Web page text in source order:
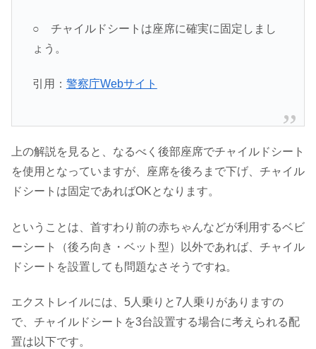
○ チャイルドシートは座席に確実に固定しまし
ょう。
引用： 警察庁Webサイト
上の解説を見ると、なるべく後部座席でチャイルドシート
を使用となっていますが、座席を後ろまで下げ、チャイル
ドシートは固定であればOKとなります。
ということは、首すわり前の赤ちゃんなどが利用するベビ
ーシート（後ろ向き・ベット型）以外であれば、チャイル
ドシートを設置しても問題なさそうですね。
エクストレイルには、5人乗りと7人乗りがありますの
で、チャイルドシートを3台設置する場合に考えられる配
置は以下です。